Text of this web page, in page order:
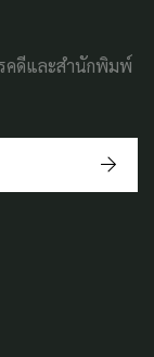
คดีและสำนักพิมพ์